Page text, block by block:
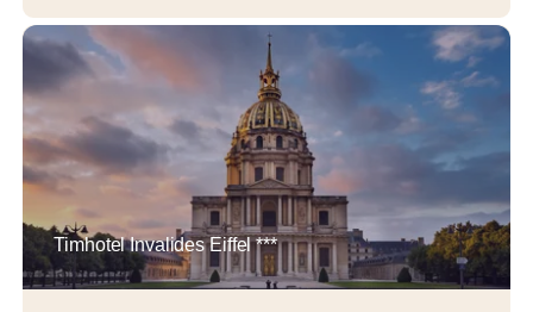
Timhotel Invalides Eiffel ***